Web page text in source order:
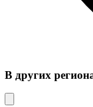
В других